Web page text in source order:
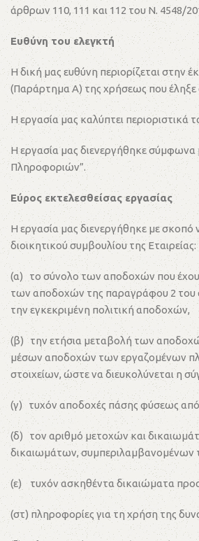
άρθρων 110, 111 και 112 του Ν. 4548/
Ευθύνη του ελεγκτή
Η δική μας ευθύνη περιορίζεται στην
(Παράρτημα Α) της χρήσεως που έληξε
Η εργασία μας καλύπτει περιοριστικά
Η εργασία μας διενεργήθηκε σύμφωνα
Πληροφοριών”.
Εύρος εκτελεσθείσας εργασίας
Η εργασία μας διενεργήθηκε με σκοπό
διοικητικού συμβουλίου της Εταιρείας:
(α) το σύνολο των αποδοχών που
των αποδοχών της παραγράφου 2 του
την εγκεκριμένη πολιτική αποδοχών,
(β) την ετήσια μεταβολή των
μέσων αποδοχών των εργαζομένων
στοιχείων, ώστε να διευκολύνεται η
(γ) τυχόν αποδοχές πάσης φύσεως από
(δ) τον αριθμό μετοχών και
δικαιωμάτων, συμπεριλαμβανομένων
(ε) τυχόν ασκηθέντα δικαιώματα
(στ) πληροφορίες για τη χρήση της